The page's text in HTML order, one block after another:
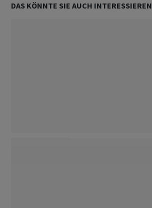
DAS KÖNNTE SIE AUCH INTERESSIEREN